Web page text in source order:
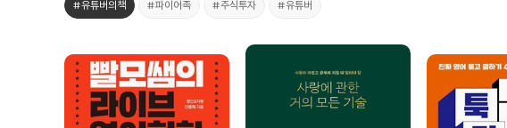
#유튜버의책 #파이어족 #주식투자 #유튜버